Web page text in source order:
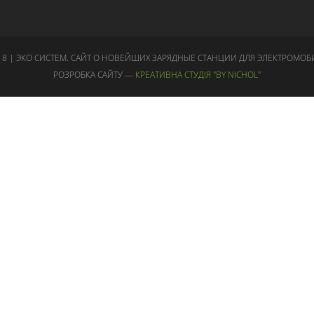
| ЭКО СИСТЕМ. САЙТ О НОВЕЙШИХ ЗАРЯДНЫЕ СТАНЦИИ ДЛЯ
РОЗРОБКА САЙТУ — КРЕАТИВНА СТУДІЯ "BY NICHOL"